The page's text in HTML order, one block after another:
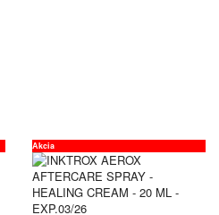
Akcia